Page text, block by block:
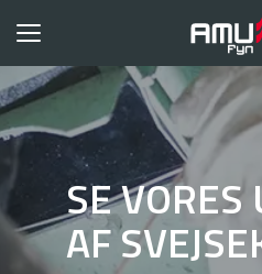
Toggle
SE VORES
AF